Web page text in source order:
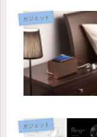
ガジェット
ガジェット